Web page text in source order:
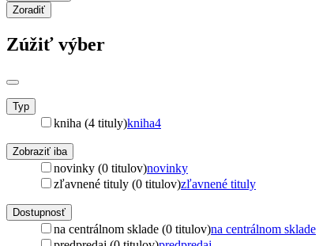
Zoradiť
Zúžiť výber
Typ
kniha (4 tituly)kniha4
Zobraziť iba
novinky (0 titulov)novinky
zľavnené tituly (0 titulov)zľavnené tituly
Dostupnosť
na centrálnom sklade (0 titulov)na centrálnom sklade